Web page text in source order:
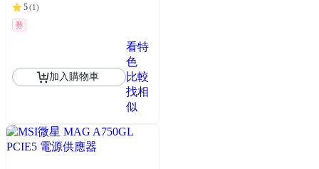
5(1)
券
加入購物車
看特
色
比較
找相
似